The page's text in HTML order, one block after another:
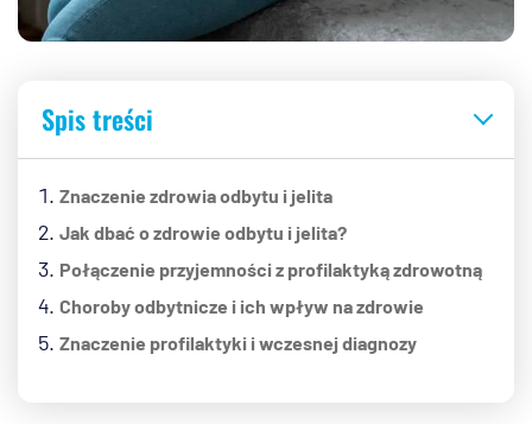
Spis treści
Znaczenie zdrowia odbytu i jelita
Jak dbać o zdrowie odbytu i jelita?
Połączenie przyjemności z profilaktyką zdrowotną
Choroby odbytnicze i ich wpływ na zdrowie
Znaczenie profilaktyki i wczesnej diagnozy